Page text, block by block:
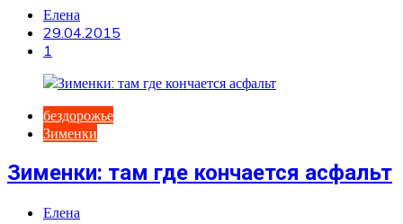
Елена
29.04.2015
1
бездорожье
Зименки
Зименки: там где кончается асфальт
Елена